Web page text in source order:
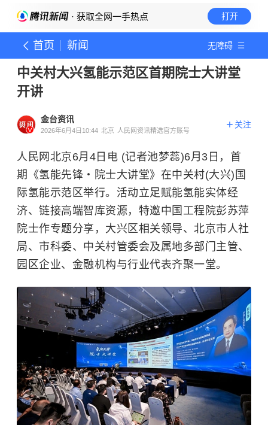
· 获取全网一手热点 打开
首页 新闻 无障碍
中关村大兴氢能示范区首期院士大讲堂
开讲
金台资讯
2026年6月4日10:44 北京 人民网资讯精选官方账号
关注
人民网北京6月4日电 (记者池梦蕊)6月3日，首
期《氢能先锋・院士大讲堂》在中关村(大兴)国
际氢能示范区举行。活动立足赋能氢能实体经
济、链接高端智库资源，特邀中国工程院彭苏萍
院士作专题分享，大兴区相关领导、北京市人社
局、市科委、中关村管委会及属地多部门主管、
园区企业、金融机构与行业代表齐聚一堂。